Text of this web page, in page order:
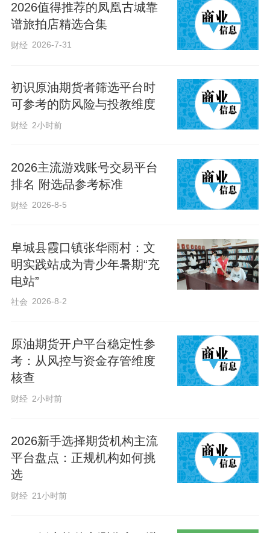
为，主动摒弃交通陋习，携手共建安全、
文明、畅通的高速公路出行环境，共度平
安祥和的“五一”假期。
2026值得推荐的凤凰古城靠
谱旅拍店精选合集
财经 2026-7-31
初识原油期货者筛选平台时
可参考的防风险与投教维度
财经 2小时前
2026主流游戏账号交易平台
排名 附选品参考标准
财经 2026-8-5
阜城县霞口镇张华雨村：文
明实践站成为青少年暑期“充
电站”
社会 2026-8-2
原油期货开户平台稳定性参
考：从风控与资金存管维度
核查
财经 2小时前
2026新手选择期货机构主流
平台盘点：正规机构如何挑
选
财经 21小时前